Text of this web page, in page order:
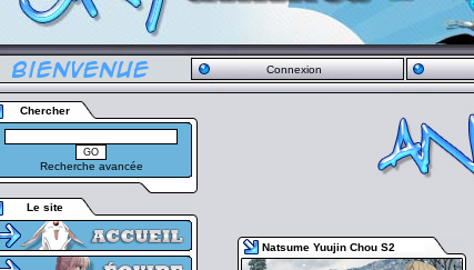
Connexion
Chercher
Recherche avancée
Le site
Natsume Yuujin Chou S2